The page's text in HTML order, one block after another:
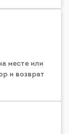
месте или
и возврат